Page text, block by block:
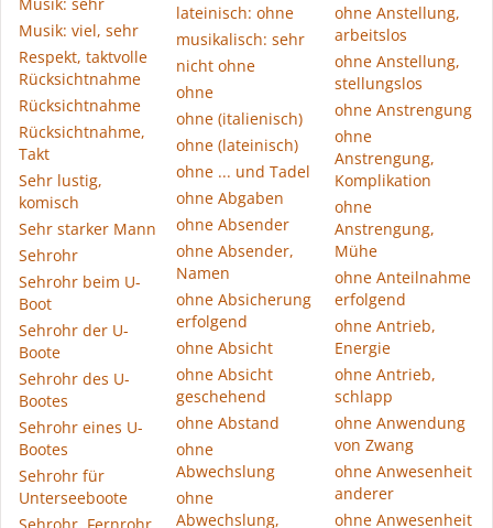
Musik: viel, sehr
Respekt, taktvolle
Rücksichtnahme
Rücksichtnahme
Rücksichtnahme,
Takt
Sehr lustig,
komisch
Sehr starker Mann
Sehrohr
Sehrohr beim U-
Boot
Sehrohr der U-
Boote
Sehrohr des U-
Bootes
Sehrohr eines U-
Bootes
Sehrohr für
Unterseeboote
lateinisch: ohne
musikalisch: sehr
nicht ohne
ohne
ohne (italienisch)
ohne (lateinisch)
ohne ... und Tadel
ohne Abgaben
ohne Absender
ohne Absender,
Namen
ohne Absicherung
erfolgend
ohne Absicht
ohne Absicht
geschehend
ohne Abstand
ohne
Abwechslung
ohne
Abwechslung,
ohne Anstellung,
arbeitslos
ohne Anstellung,
stellungslos
ohne Anstrengung
ohne
Anstrengung,
Komplikation
ohne
Anstrengung,
Mühe
ohne Anteilnahme
erfolgend
ohne Antrieb,
Energie
ohne Antrieb,
schlapp
ohne Anwendung
von Zwang
ohne Anwesenheit
anderer
ohne Anwesenheit